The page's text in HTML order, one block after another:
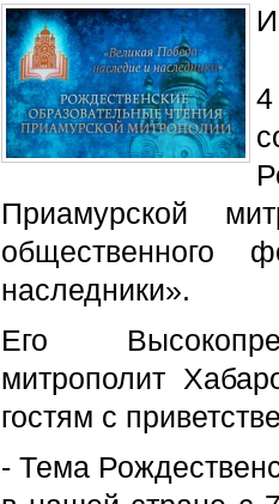
4
Приамурской
наследники».
Его
митрополит
гостям с
- Тема